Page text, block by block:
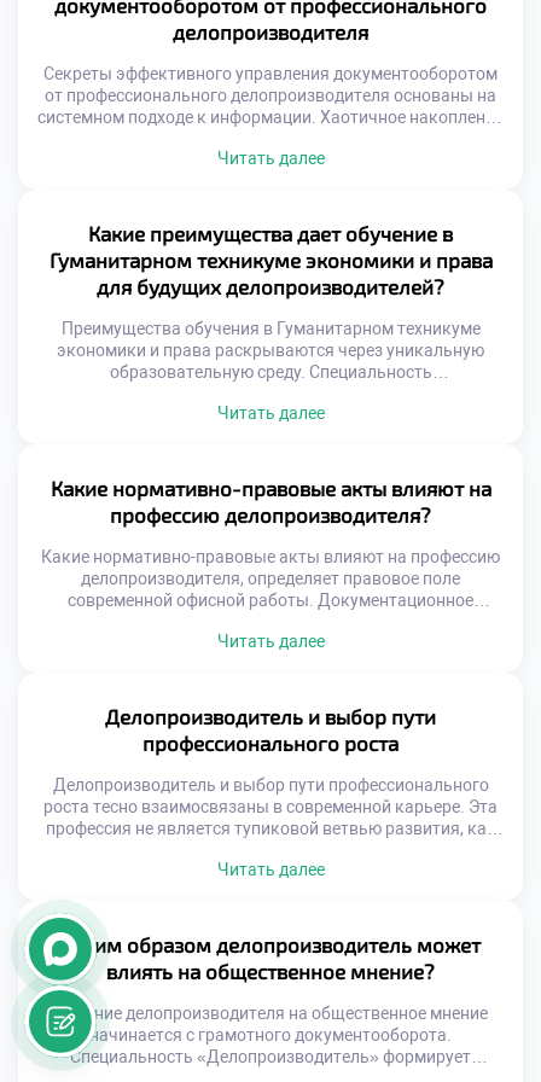
самосовершенствования и роста. Делопроизводство
трансформируется под […]
документооборотом от профессионального
делопроизводителя
Секреты эффективного управления документооборотом
от профессионального делопроизводителя основаны на
системном подходе к информации. Хаотичное накопление
современной организации. Только выверенная система
не просто текст, а элемент бизнес-процесса.
Эффективность документооборота напрямую влияет на
скорость принятия управленческих решений. Задержки
[…]
Читать далее
Какие преимущества дает обучение в
Гуманитарном техникуме экономики и права
для будущих делопроизводителей?
Преимущества обучения в Гуманитарном техникуме
экономики и права раскрываются через уникальную
образовательную среду. Специальность
современные гуманитарные ценности. Студенты
специалистов особое профессиональное мышление и
этику. Теоретические знания тесно переплетаются с
практикой реального документооборота. Выпускники
Читать далее
Какие нормативно-правовые акты влияют на
профессию делопроизводителя?
Какие нормативно-правовые акты влияют на профессию
делопроизводителя, определяет правовое поле
современной офисной работы. Документационное
законодательного контекста. Каждый созданный
правила оформления. Незнание норм права делает
работу специалиста профессионально непригодной.
Правовая грамотность является фундаментом всей
делопроизводственной деятельности. […]
Читать далее
Делопроизводитель и выбор пути
профессионального роста
Делопроизводитель и выбор пути профессионального
роста тесно взаимосвязаны в современной карьере. Эта
профессия не является тупиковой ветвью развития, как
надежным стартовым плацдармом для множества
свое будущее, опираясь на полученные знания.
Документационное обеспечение управления находится на
стыке многих бизнес-процессов. Такое положение дает
уникальный обзор деятельности […]
Читать далее
Каким образом делопроизводитель может
влиять на общественное мнение?
Влияние делопроизводителя на общественное мнение
начинается с грамотного документооборота.
Специальность «Делопроизводитель» формирует